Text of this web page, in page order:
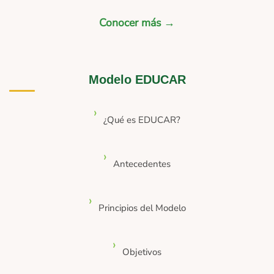
Conocer más →
Modelo EDUCAR
¿Qué es EDUCAR?
Antecedentes
Principios del Modelo
Objetivos